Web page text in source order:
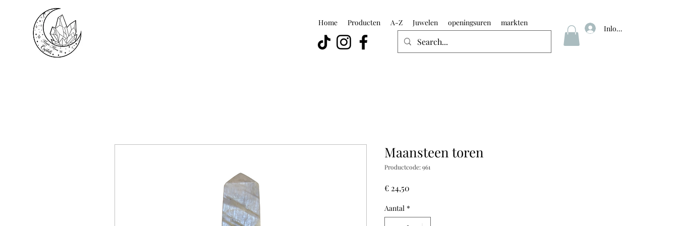
Home Producten A-Z Juwelen openingsuren markten
Inloggen
Maansteen toren
Productcode: 961
€ 24,50
Aantal *